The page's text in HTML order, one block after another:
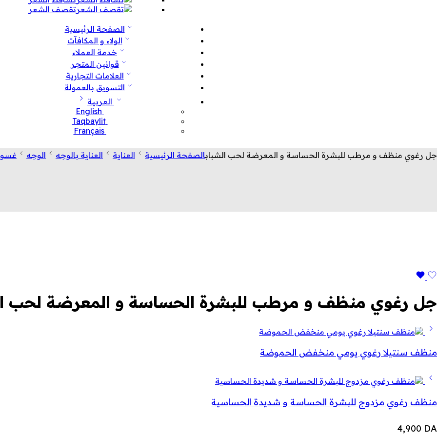
تقصف الشعر
الصفحة الرئيسية
الولاء و المكافآت
خدمة العملاء
قوانين المتجر
العلامات التجارية
التسويق بالعمولة
العربية
English
Taqbaylit
Français
جل رغوي منظف و مرطب للبشرة الحساسة و المعرضة لحب الشبابالصفحة الرئيسية العناية العناية بالوجه الوجه
جل رغوي منظف و مرطب للبشرة الحساسة و المعرضة لحب
منظف سنتيلا ​​رغوي يومي منخفض الحموضة
منظف ​​رغوي مزدوج للبشرة الحساسة و شديدة الحساسية
4,900 DA